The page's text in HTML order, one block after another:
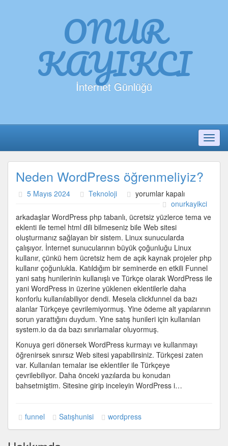
ONUR
KAYIKCI
İnternet Günlüğü
Neden WordPress öğrenmeliyiz?
5 Mayıs 2024 Teknoloji
Neden
WordPress
öğrenmeliyiz?
için
yorumlar kapalı
onurkayikci
arkadaşlar WordPress php tabanlı, ücretsiz yüzlerce tema ve
eklenti ile temel html dili bilmeseniz bile Web sitesi
oluşturmanız sağlayan bir sistem. Linux sunucularda
çalışıyor. İnternet sunucularının büyük çoğunluğu Linux
kullanır, çünkü hem ücretsiz hem de açık kaynak projeler php
kullanır çoğunlukla. Katıldığım bir seminerde en etkili Funnel
yani satış hunilerinin kullanışlı ve Türkçe olarak WordPress ile
yani WordPress in üzerine yüklenen eklentilerle daha
konforlu kullanılabiliyor dendi. Mesela clickfunnel da bazı
alanlar Türkçeye çevrilemiyormuş. Yine ödeme alt yapılarının
sorun yarattığını duydum. Yine satış hunileri için kullanılan
system.io da da bazı sınırlamalar oluyormuş.
Konuya geri dönersek WordPress kurmayı ve kullanmayı
öğrenirsek sınırsız Web sitesi yapabilirsiniz. Türkçesi zaten
var. Kullanılan temalar ise eklentiler ile Türkçeye
çevrilebiliyor. Daha önceki yazılarda bu konudan
bahsetmiştim. Sitesine girip inceleyin WordPress i…
funnel Satışhunisi wordpress